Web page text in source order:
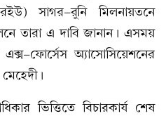
সাগর-রুনি মিলনায়তনে
তারা এ দাবি জানান। এসময়
ফোর্সেস অ্যাসোসিয়েশনের
ভিত্তিতে বিচারকার্য শেষ